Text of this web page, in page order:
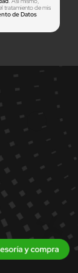
tratamiento de mis
de Datos